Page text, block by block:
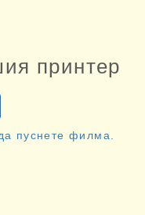
принтер
пуснете филма.